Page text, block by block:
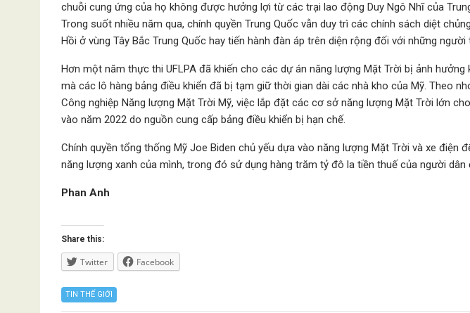
chuỗi cung ứng của họ không được hưởng lợi từ các trại lao động Duy Ngô Nhĩ của
Trong suốt nhiều năm qua, chính quyền Trung Quốc vẫn duy trì các chính sách diệt
Hồi ở vùng Tây Bắc Trung Quốc hay tiến hành đàn áp trên diện rộng đối với những người
Hơn một năm thực thi UFLPA đã khiến cho các dự án năng lượng Mặt Trời bị ảnh hưởng
mà các lô hàng bảng điều khiển đã bị tạm giữ thời gian dài các nhà kho của Mỹ. Theo
Công nghiệp Năng lượng Mặt Trời Mỹ, việc lắp đặt các cơ sở năng lượng Mặt Trời lớn
vào năm 2022 do nguồn cung cấp bảng điều khiển bị hạn chế.
Chính quyền tổng thống Mỹ Joe Biden chủ yếu dựa vào năng lượng Mặt Trời và xe điện
năng lượng xanh của mình, trong đó sử dụng hàng trăm tỷ đô la tiền thuế của người dân
Phan Anh
Share this:
Twitter Facebook
TIN THẾ GIỚI